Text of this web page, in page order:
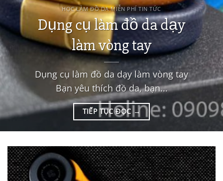
HỌC LÀM ĐỒ DA MIỄN PHÍ TIN TỨC
Dụng cụ làm đồ da dạy
làm vòng tay
Dụng cụ làm đồ da dạy làm vòng tay
Bạn yêu thích đồ da, bạn...
TIẾP TỤC ĐỌC →